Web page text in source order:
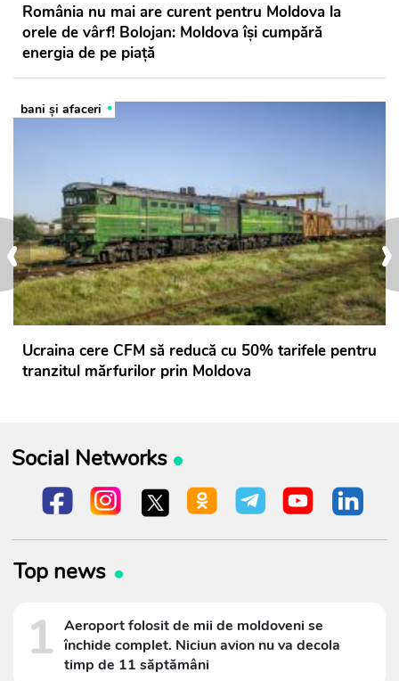
›
‹
România nu mai are curent pentru Moldova la
orele de vârf! Bolojan: Moldova își cumpără
energia de pe piață
bani și afaceri
Ucraina cere CFM să reducă cu 50% tarifele pentru
tranzitul mărfurilor prin Moldova
Social Networks
Top news
1 Aeroport folosit de mii de moldoveni se
închide complet. Niciun avion nu va decola
timp de 11 săptămâni